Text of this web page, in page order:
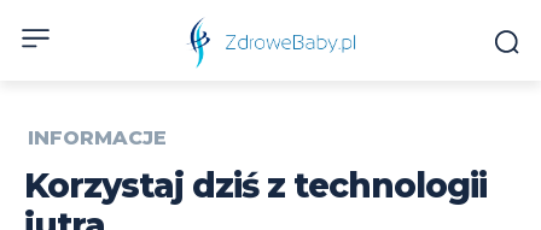
INFORMACJE
Korzystaj dziś z technologii